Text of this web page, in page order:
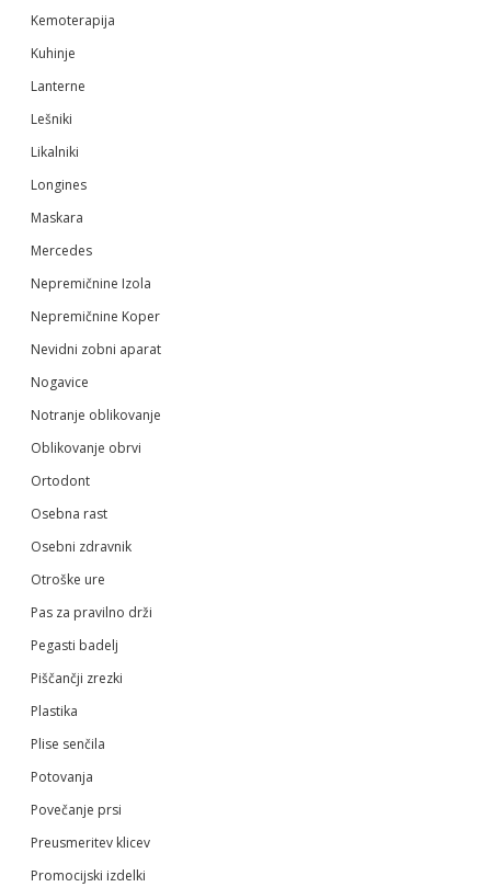
Kemoterapija
Kuhinje
Lanterne
Lešniki
Likalniki
Longines
Maskara
Mercedes
Nepremičnine Izola
Nepremičnine Koper
Nevidni zobni aparat
Nogavice
Notranje oblikovanje
Oblikovanje obrvi
Ortodont
Osebna rast
Osebni zdravnik
Otroške ure
Pas za pravilno drži
Pegasti badelj
Piščančji zrezki
Plastika
Plise senčila
Potovanja
Povečanje prsi
Preusmeritev klicev
Promocijski izdelki